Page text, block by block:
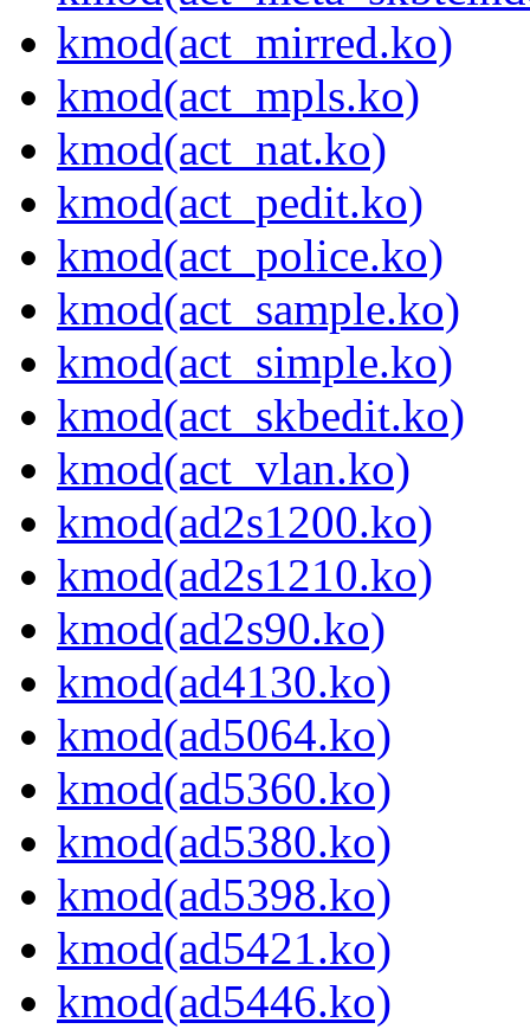
kmod(act_mirred.ko)
kmod(act_mpls.ko)
kmod(act_nat.ko)
kmod(act_pedit.ko)
kmod(act_police.ko)
kmod(act_sample.ko)
kmod(act_simple.ko)
kmod(act_skbedit.ko)
kmod(act_vlan.ko)
kmod(ad2s1200.ko)
kmod(ad2s1210.ko)
kmod(ad2s90.ko)
kmod(ad4130.ko)
kmod(ad5064.ko)
kmod(ad5360.ko)
kmod(ad5380.ko)
kmod(ad5398.ko)
kmod(ad5421.ko)
kmod(ad5446.ko)